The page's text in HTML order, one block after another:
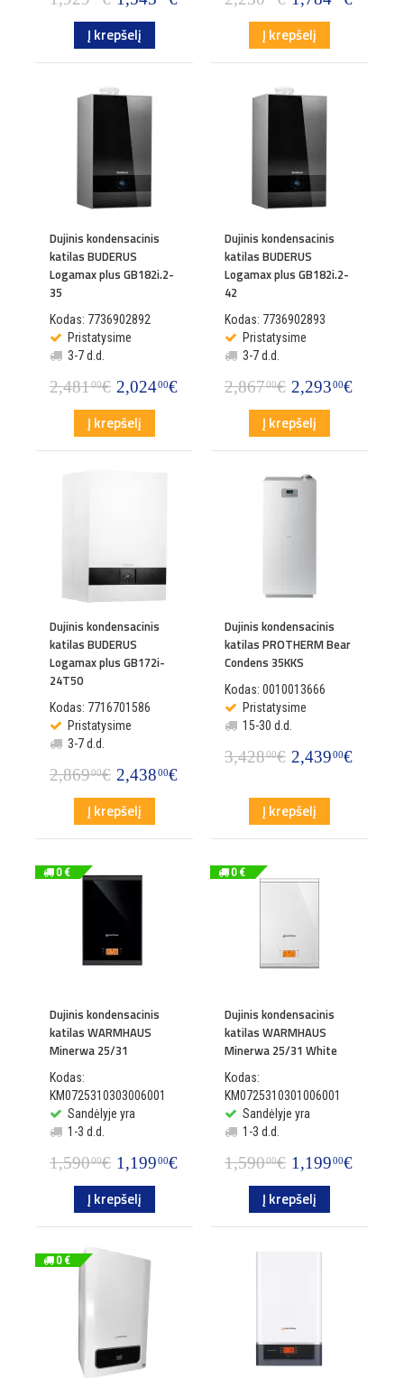
Į krepšelį Į krepšelį
Dujinis kondensacinis
katilas BUDERUS
Logamax plus GB182i.2-
35
Kodas: 7736902892
Pristatysime
3-7 d.d.
2,48100€ 2,02400€
Į krepšelį
Dujinis kondensacinis
katilas BUDERUS
Logamax plus GB182i.2-
42
Kodas: 7736902893
Pristatysime
3-7 d.d.
2,86700€ 2,29300€
Į krepšelį
Dujinis kondensacinis
katilas BUDERUS
Logamax plus GB172i-
24T50
Kodas: 7716701586
Pristatysime
3-7 d.d.
2,86900€ 2,43800€
Į krepšelį
Dujinis kondensacinis
katilas PROTHERM Bear
Condens 35KKS
Kodas: 0010013666
Pristatysime
15-30 d.d.
3,42800€ 2,43900€
Į krepšelį
0 €
Dujinis kondensacinis
katilas WARMHAUS
Minerwa 25/31
Kodas:
KM0725310303006001
Sandėlyje yra
1-3 d.d.
1,59000€ 1,19900€
Į krepšelį
0 €
Dujinis kondensacinis
katilas WARMHAUS
Minerwa 25/31 White
Kodas:
KM0725310301006001
Sandėlyje yra
1-3 d.d.
1,59000€ 1,19900€
Į krepšelį
0 €